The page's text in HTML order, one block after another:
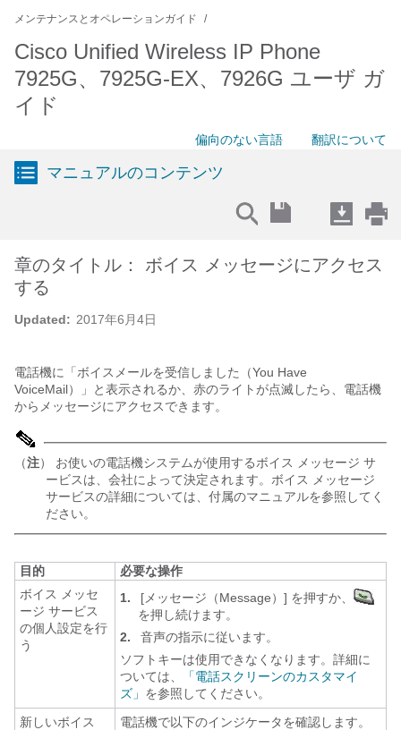
メンテナンスとオペレーションガイド
Cisco Unified Wireless IP Phone
7925G、7925G-EX、7926G ユーザ ガ
イド
偏向のない言語 翻訳について
マニュアルのコンテンツ
Updated: 2017年6月4日
章のタイトル： ボイス メッセージにアクセス
する
電話機に「ボイスメールを受信しました（You Have
VoiceMail）」と表示されるか、赤のライトが点滅したら、電話機
からメッセージにアクセスできます。
（注） お使いの電話機システムが使用するボイス メッセージ サ
ービスは、会社によって決定されます。ボイス メッセージ
サービスの詳細については、付属のマニュアルを参照してく
ださい。
目的
必要な操作
ボイス メッセ
ージ サービス
の個人設定を行
う
1. [メッセージ（Message）] を押すか、
を押し続けます。
2.
音声の指示に従います。
ソフトキーは使用できなくなります。詳細に
ついては、
「電話スクリーンのカスタマイ
ズ」 を参照してください。
新しいボイス
電話機で以下のインジケータを確認します。